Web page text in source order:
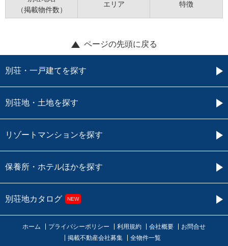
（掲載物件数）
エリア 特徴
ページの先頭に戻る
別荘・一戸建てを探す
別荘地・土地を探す
リゾートマンションを探す
保養所・ホテルほかを探す
別荘地カタログ NEW
ホーム プライバシーポリシー 利用規約 会社概要
お問合せ
掲載不動産会社募集
全物件一覧